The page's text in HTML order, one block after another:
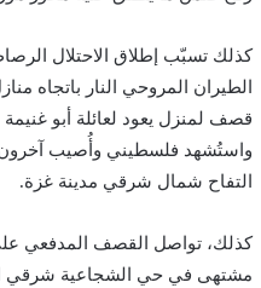
الطيران المروحي النار باتجاه
قصف لمنزل يعود لعائلة أبو
واستُشهد فلسطيني وأُصيب
التفاح شمال شرقي مدينة غزة.
كذلك، تواصل القصف المدفعي
مشتهى في حي الشجاعية شرقي